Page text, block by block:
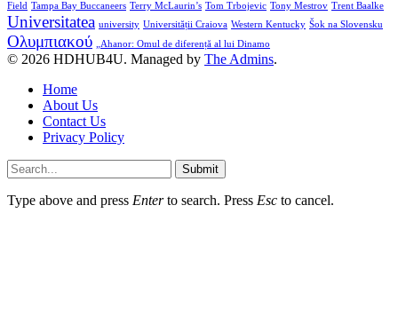
Field Tampa Bay Buccaneers Terry McLaurin’s Tom Trbojevic Tony Mestrov Trent Baalke
Universitatea university Universității Craiova Western Kentucky Šok na Slovensku
Ολυμπιακού „Ahanor: Omul de diferență al lui Dinamo
© 2026 HDHUB4U. Managed by The Admins.
Home
About Us
Contact Us
Privacy Policy
Submit
Type above and press Enterto search. Press Esc to cancel.